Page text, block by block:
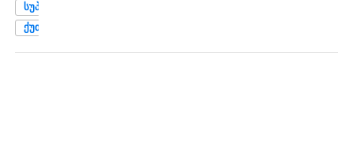
ᲡᲣᲞᲔᲠᲚᲘᲒᲐ
ᲥᲣᲗᲐᲘᲡᲘ